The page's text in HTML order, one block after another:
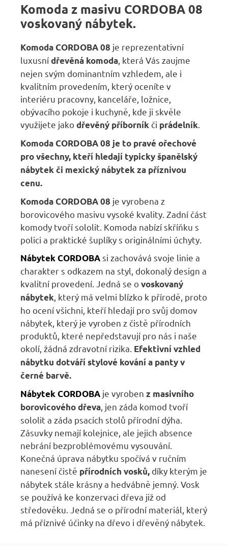
Komoda z masivu CORDOBA 08
voskovaný nábytek.
KomodaCORDOBA08 je reprezentativní
luxusnídřevěná komoda, která Vás zaujme
nejen svým dominantním vzhledem, ale i
kvalitním provedením, který oceníte v
interiéru pracovny, kanceláře, ložnice,
obývacího pokoje i kuchyně, kde ji skvěle
využijete jakodřevěný příborníkči prádelník.
KomodaCORDOBA08 je to pravé ořechové
pro všechny, kteří hledají typicky španělský
nábytek či mexický nábytek za příznivou
cenu.
Komoda CORDOBA08 je vyrobena z
borovicového masivu vysoké kvality. Zadní část
komody tvoří sololit. Komoda nabízí skříňku s
polici a praktické šuplíky s originálními úchyty.
NábytekCORDOBA si zachovává svoje linie a
charakter s odkazem na styl, dokonalý design a
kvalitní provedení. Jedná se ovoskovaný
nábytek, který má velmi blízko k přírodě, proto
ho ocení všichni, kteří hledají pro svůj domov
nábytek, který je vyroben z čistě přírodních
produktů, které nepředstavují pro nás i naše
okolí, žádná zdravotní rizika. Efektivní vzhled
nábytku dotváří stylové kování a panty v
černé barvě.
NábytekCORDOBA je vyroben z masivního
borovicového dřeva, jen záda komod tvoří
sololit a záda psacích stolů přírodní dýha.
Zásuvky nemají kolejnice, ale jejich absence
nebrání bezproblémovému vysouvání.
Konečná úprava nábytku spočívá v ručním
nanesení čistě přírodních vosků,díky kterým je
nábytek stále krásny a hedvábně jemný. Vosk
se používá ke konzervaci dřeva již od
středověku. Jedná se o přírodní materiál, který
má příznivé účinky na dřevo i dřevěný nábytek.